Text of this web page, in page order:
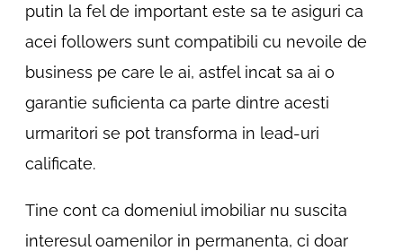
putin la fel de important este sa te asiguri ca
acei followers sunt compatibili cu nevoile de
business pe care le ai, astfel incat sa ai o
garantie suficienta ca parte dintre acesti
urmaritori se pot transforma in lead-uri
calificate.
Tine cont ca domeniul imobiliar nu suscita
interesul oamenilor in permanenta, ci doar